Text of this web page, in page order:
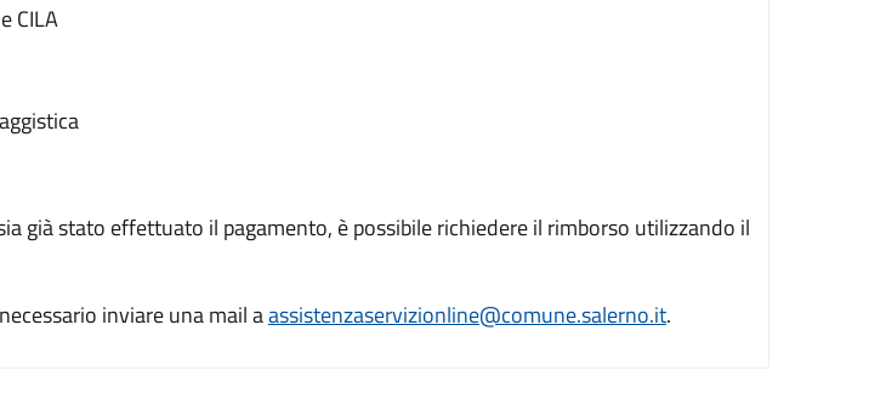
CILA
già stato effettuato il pagamento, è possibile richiedere il rimborso utilizzando il
inviare una mail aassistenzaservizionline@comune.salerno.it.